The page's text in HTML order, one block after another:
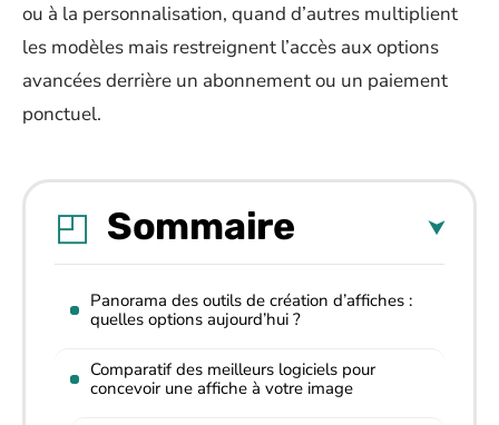
ou à la personnalisation, quand d’autres multiplient
les modèles mais restreignent l’accès aux options
avancées derrière un abonnement ou un paiement
ponctuel.
Sommaire
Panorama des outils de création d’affiches :
quelles options aujourd’hui ?
Comparatif des meilleurs logiciels pour
concevoir une affiche à votre image